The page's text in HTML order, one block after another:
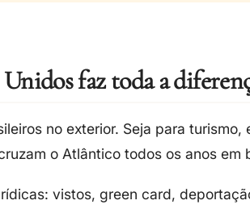
faz toda a
no exterior. Seja para turismo,
o Atlântico todos os anos em
: vistos, green card,